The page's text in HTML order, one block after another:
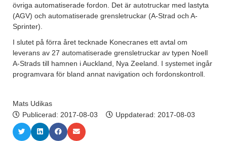
övriga automatiserade fordon. Det är autotruckar med lastyta
(AGV) och automatiserade grensletruckar (A-Strad och A-
Sprinter).
I slutet på förra året tecknade Konecranes ett avtal om
leverans av 27 automatiserade grensletruckar av typen Noell
A-Strads till hamnen i Auckland, Nya Zeeland. I systemet ingår
programvara för bland annat navigation och fordonskontroll.
Mats Udikas
Publicerad: 2017-08-03 Uppdaterad: 2017-08-03